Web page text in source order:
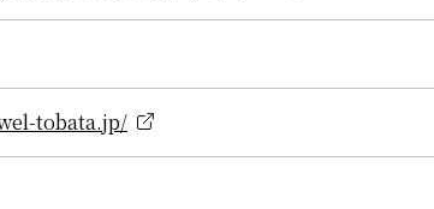
tobata.jp/